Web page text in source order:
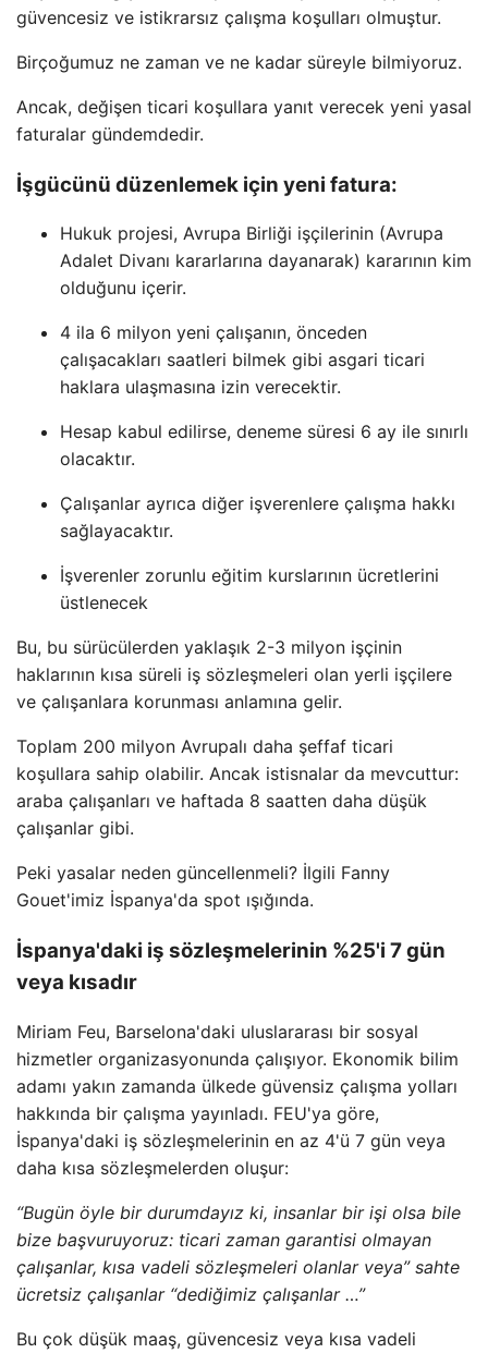
güvencesiz ve istikrarsız çalışma koşulları olmuştur.
Birçoğumuz ne zaman ve ne kadar süreyle bilmiyoruz.
Ancak, değişen ticari koşullara yanıt verecek yeni yasal
faturalar gündemdedir.
İşgücünü düzenlemek için yeni fatura:
Hukuk projesi, Avrupa Birliği işçilerinin (Avrupa
Adalet Divanı kararlarına dayanarak) kararının kim
olduğunu içerir.
4 ila 6 milyon yeni çalışanın, önceden
çalışacakları saatleri bilmek gibi asgari ticari
haklara ulaşmasına izin verecektir.
Hesap kabul edilirse, deneme süresi 6 ay ile sınırlı
olacaktır.
Çalışanlar ayrıca diğer işverenlere çalışma hakkı
sağlayacaktır.
İşverenler zorunlu eğitim kurslarının ücretlerini
üstlenecek
Bu, bu sürücülerden yaklaşık 2-3 milyon işçinin
haklarının kısa süreli iş sözleşmeleri olan yerli işçilere
ve çalışanlara korunması anlamına gelir.
Toplam 200 milyon Avrupalı ​​daha şeffaf ticari
koşullara sahip olabilir. Ancak istisnalar da mevcuttur:
araba çalışanları ve haftada 8 saatten daha düşük
çalışanlar gibi.
Peki yasalar neden güncellenmeli? İlgili Fanny
Gouet'imiz İspanya'da spot ışığında.
İspanya'daki iş sözleşmelerinin %25'i 7 gün
veya kısadır
Miriam Feu, Barselona'daki uluslararası bir sosyal
hizmetler organizasyonunda çalışıyor. Ekonomik bilim
adamı yakın zamanda ülkede güvensiz çalışma yolları
hakkında bir çalışma yayınladı. FEU'ya göre,
İspanya'daki iş sözleşmelerinin en az 4'ü 7 gün veya
daha kısa sözleşmelerden oluşur:
“Bugün öyle bir durumdayız ki, insanlar bir işi olsa bile
bize başvuruyoruz: ticari zaman garantisi olmayan
çalışanlar, kısa vadeli sözleşmeleri olanlar veya” sahte
ücretsiz çalışanlar “dediğimiz çalışanlar …”
Bu çok düşük maaş, güvencesiz veya kısa vadeli